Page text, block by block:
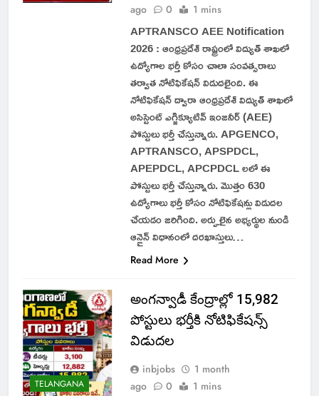
ago
0 1 mins
APTRANSCO AEE Notification
2026 : ఆంధ్రప్రదేశ్ రాష్ట్రంలో విద్యుత్ శాఖలో
ఉద్యోగాల భర్తీ కోసం చాలా సంవత్సరాలు
తర్వాత నోటిఫికేషన్ విడుదలైంది. ఈ
నోటిఫికేషన్ ద్వారా ఆంధ్రప్రదేశ్ విద్యుత్ శాఖలో
అసిస్టెంట్ ఎగ్జిక్యూటివ్ ఇంజనీర్ (AEE)
పోస్టులు భర్తీ చేస్తున్నారు. APGENCO,
APTRANSCO, APSPDCL,
APEPDCL, APCPDCL లలో ఈ
పోస్టులు భర్తీ చేస్తున్నారు. మొత్తం 630
ఉద్యోగాలు భర్తీ కోసం నోటిఫికేషన్లు విడుదల
చేయడం జరిగింది. అర్హులైన అభ్యర్థుల నుండి
ఆన్లైన్ విధానంలో దరఖాస్తులు…
Read More
TELANGANA
అంగన్వాడీ కేంద్రాల్లో 15,982
పోస్టులు భర్తీకి నోటిఫికేషన్స్
విడుదల
inbjobs
1 month
ago
0 1 mins